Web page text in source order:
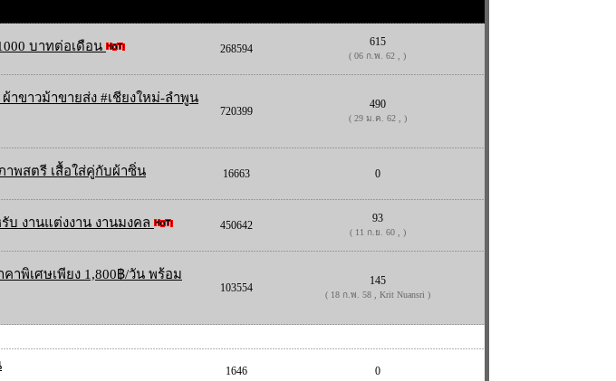
บาทต่อเดือน 268594
615
( 06 ก.พ. 62 , )
าขาวม้าขายส่ง #เชียงใหม่-ลำพูน
720399
490
( 29 ม.ค. 62 , )
าพสตรี เสื้อใส่คู่กับผ้าซิ่น 16663 0
บ งานแต่งงาน งานมงคล 450642
93
( 11 ก.ย. 60 , )
าพิเศษเพียง 1,800฿/วัน พร้อม
103554
145
( 18 ก.พ. 58 , Krit Nuansri )
1646 0